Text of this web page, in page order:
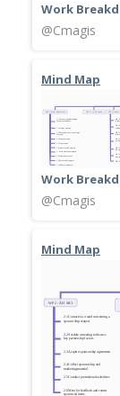
Work
@Cmagis
Mind Map
Work
@Cmagis
Mind Map